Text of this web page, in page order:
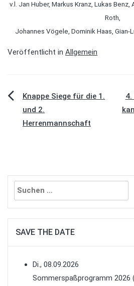
v.l. Jan Huber, Markus Kranz, Lukas
Roth,
Johannes Vögele, Dominik Haas, Gian-
Veröffentlicht in Allgemein
Beitragsnavigation
Knappe Siege für die 1.
und 2.
Herrenmannschaft
Suchen
nach:
SAVE THE DATE
Di., 08.09.2026
Sommerspaßprogramm 2026